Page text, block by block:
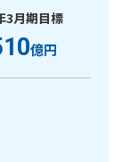
3月期目標
億円